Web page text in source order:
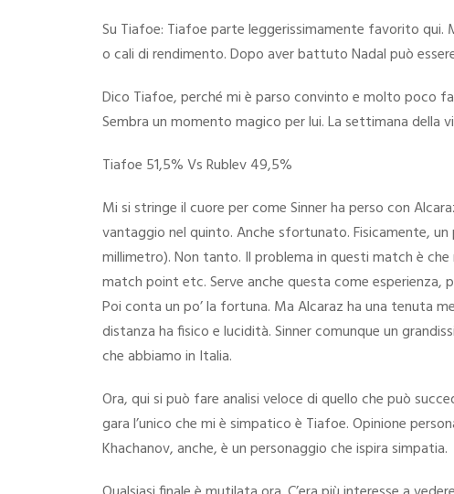
Su Tiafoe: Tiafoe parte leggerissimamente favorito qui.
o cali di rendimento. Dopo aver battuto Nadal può
Dico Tiafoe, perché mi è parso convinto e molto poco
Sembra un momento magico per lui. La settimana della
Tiafoe 51,5% Vs Rublev 49,5%
Mi si stringe il cuore per come Sinner ha perso con
vantaggio nel quinto. Anche sfortunato. Fisicamente,
millimetro). Non tanto. Il problema in questi match è
match point etc. Serve anche questa come
Poi conta un po’ la fortuna. Ma Alcaraz ha una tenuta
distanza ha fisico e lucidità. Sinner comunque un
che abbiamo in Italia.
Ora, qui si può fare analisi veloce di quello che può
gara l’unico che mi è simpatico è Tiafoe. Opinione
Khachanov, anche, è un personaggio che ispira simpatia.